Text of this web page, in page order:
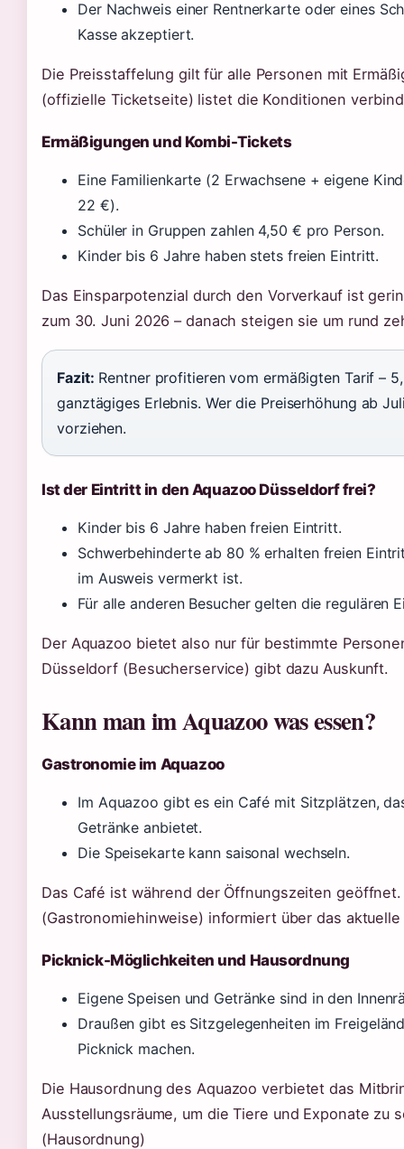
Der Nachweis einer Rentnerkarte oder eines
Kasse akzeptiert.
Die Preisstaffelung gilt für alle Personen mit
(offizielle Ticketseite) listet die Konditionen
Ermäßigungen und Kombi-Tickets
Eine Familienkarte (2 Erwachsene + eigene
22 €).
Schüler in Gruppen zahlen 4,50 € pro Person.
Kinder bis 6 Jahre haben stets freien Eintritt.
Das Einsparpotenzial durch den Vorverkauf ist
zum 30. Juni 2026 – danach steigen sie um rund
Fazit: Rentner profitieren vom ermäßigten Tarif –
ganztägiges Erlebnis. Wer die Preiserhöhung ab
vorziehen.
Ist der Eintritt in den Aquazoo Düsseldorf frei?
Kinder bis 6 Jahre haben freien Eintritt.
Schwerbehinderte ab 80 % erhalten freien
im Ausweis vermerkt ist.
Für alle anderen Besucher gelten die regulären
Der Aquazoo bietet also nur für bestimmte
Düsseldorf (Besucherservice) gibt dazu Auskunft.
Kann man im Aquazoo was essen?
Gastronomie im Aquazoo
Im Aquazoo gibt es ein Café mit Sitzplätzen,
Getränke anbietet.
Die Speisekarte kann saisonal wechseln.
Das Café ist während der Öffnungszeiten
(Gastronomiehinweise) informiert über das
Picknick-Möglichkeiten und Hausordnung
Eigene Speisen und Getränke sind in den
Draußen gibt es Sitzgelegenheiten im
Picknick machen.
Die Hausordnung des Aquazoo verbietet das
Ausstellungsräume, um die Tiere und Exponate zu
(Hausordnung)